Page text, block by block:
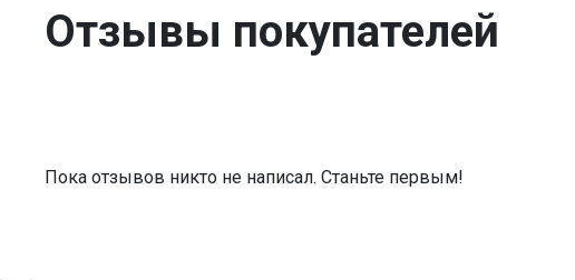
Отзывы покупателей
Пока отзывов никто не написал. Станьте первым!